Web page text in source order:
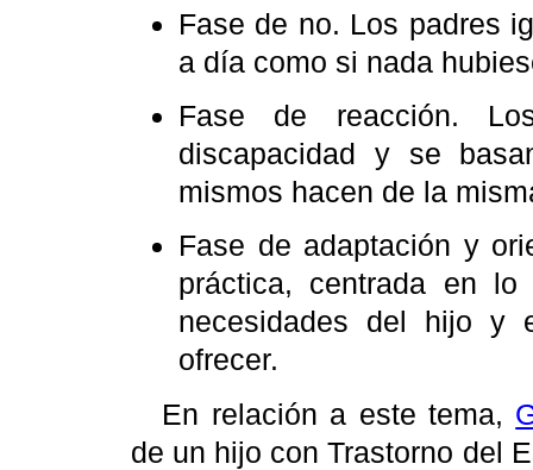
Fase de no. Los padres
a día como si nada
Fase de reacción.
discapacidad y se
mismos hacen de la
Fase de adaptación y
práctica, centrada en
necesidades del hijo y
ofrecer.
En relación a este tema,
de un hijo con Trastorno del